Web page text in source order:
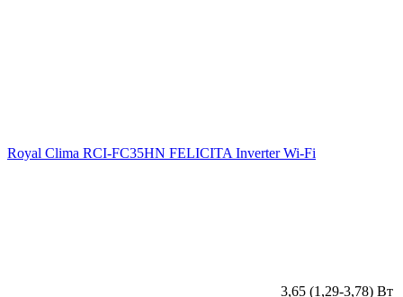
Royal Clima RCI-FC35HN FELICITA Inverter Wi-Fi
3,65 (1,29-3,78) Вт